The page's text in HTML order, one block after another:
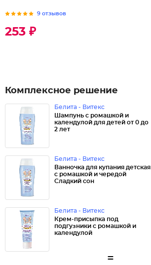
9 отзывов
253 ₽
Комплексное решение
Белита - Витекс
Шампунь с ромашкой и
календулой для детей от 0 до
2 лет
Белита - Витекс
Ванночка для купания детская
с ромашкой и чередой
Сладкий сон
Белита - Витекс
Крем-присыпка под
подгузники с ромашкой и
календулой
=